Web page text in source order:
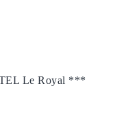
Le Royal ***